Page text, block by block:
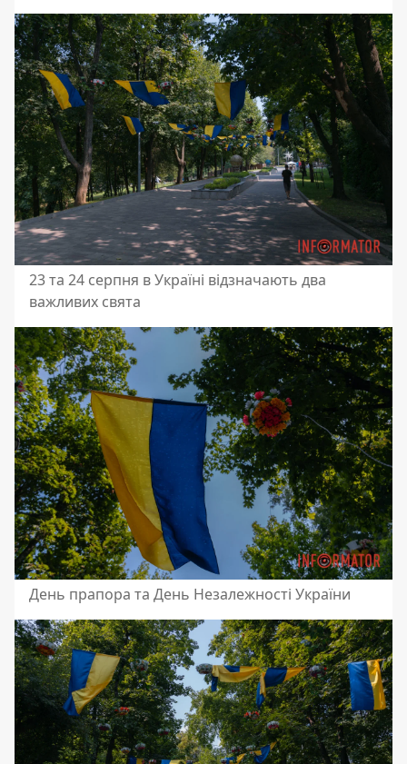
23 та 24 серпня в Україні відзначають два
важливих свята
День прапора та День Незалежності України